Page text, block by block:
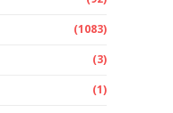
(1083)
(3)
(1)